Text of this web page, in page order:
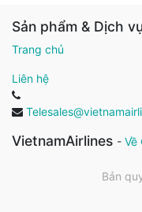
Sản phẩm & Dịch
Trang chủ
Liên hệ
VietnamAirlines - Về
Bản